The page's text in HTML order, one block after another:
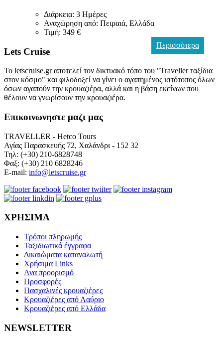
Διάρκεια: 3 Ημέρες
Αναχώρηση από: Πειραιά, Ελλάδα
Τιμή: 349 €
Περισσότερα
Lets Cruise
Το letscruise.gr αποτελεί τον δικτυακό τόπο του "Traveller ταξίδια
στον κόσμο" και φιλοδοξεί να γίνει ο αγαπημένος ιστότοπος όλων
όσων αγαπούν την κρουαζιέρα, αλλά και η βάση εκείνων που
θέλουν να γνωρίσουν την κρουαζιέρα.
Επικοινωνηστε μαζι μας
TRAVELLER - Hetco Tours
Αγίας Παρασκευής 72, Χαλάνδρι - 152 32
Τηλ: (+30) 210-6828748
Φαξ: (+30) 210 6828246
E-mail: info@letscruise.gr
ΧΡΗΣΙΜΑ
Τρόποι πληρωμής
Ταξιδιωτικά έγγραφα
Δικαιώματα καταναλωτή
Χρήσιμα Links
Ανα προορισμό
Προσφορές
Πασχαλινές κρουαζιέρες
Κρουαζιέρες από Λαύριο
Κρουαζιέρες από Ελλάδα
NEWSLETTER